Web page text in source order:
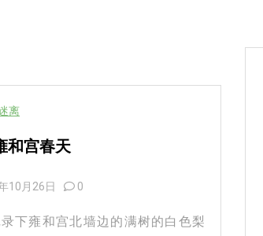
离
和宫春天
10月26日 0
下雍和宫北墙边的满树的白色梨